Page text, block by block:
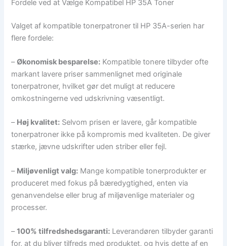
Fordele ved at Vælge Kompatibel HP 35A Toner
Valget af kompatible tonerpatroner til HP 35A-serien har
flere fordele:
–Økonomisk besparelse: Kompatible tonere tilbyder ofte
markant lavere priser sammenlignet med originale
tonerpatroner, hvilket gør det muligt at reducere
omkostningerne ved udskrivning væsentligt.
– Høj kvalitet: Selvom prisen er lavere, går kompatible
tonerpatroner ikke på kompromis med kvaliteten. De giver
stærke, jævne udskrifter uden striber eller fejl.
– Miljøvenligt valg: Mange kompatible tonerprodukter er
produceret med fokus på bæredygtighed, enten via
genanvendelse eller brug af miljøvenlige materialer og
processer.
–100% tilfredshedsgaranti: Leverandøren tilbyder garanti
for, at du bliver tilfreds med produktet, og hvis dette af en